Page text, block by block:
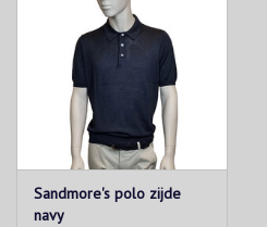
Sandmore's polo zijde
navy